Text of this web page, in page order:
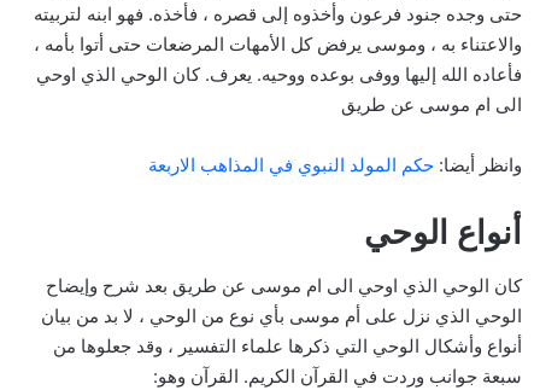
حتى وجده جنود فرعون وأخذوه إلى قصره ، فأخذه. فهو ابنه لتربيته
والاعتناء به ، وموسى يرفض كل الأمهات المرضعات حتى أتوا بأمه ،
فأعاده الله إليها ووفى بوعده ووحيه. يعرف. كان الوحي الذي اوحي
الى ام موسى عن طريق
وانظر أيضا: حكم المولد النبوي في المذاهب الاربعة
أنواع الوحي
كان الوحي الذي اوحي الى ام موسى عن طريق بعد شرح وإيضاح
الوحي الذي نزل على أم موسى بأي نوع من الوحي ، لا بد من بيان
أنواع وأشكال الوحي التي ذكرها علماء التفسير ، وقد جعلوها من
سبعة جوانب وردت في القرآن الكريم. القرآن وهو: